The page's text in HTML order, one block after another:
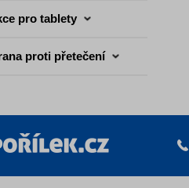
pro tablety
proti přetečení